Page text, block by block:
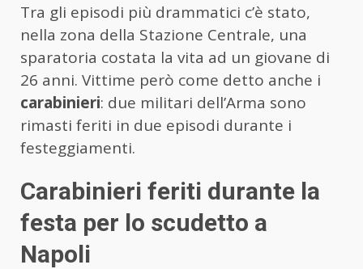
Tra gli episodi più drammatici c’è stato,
nella zona della Stazione Centrale, una
sparatoria costata la vita ad un giovane di
26 anni. Vittime però come detto anche i
carabinieri: due militari dell’Arma sono
rimasti feriti in due episodi durante i
festeggiamenti.
Carabinieri feriti durante la
festa per lo scudetto a
Napoli